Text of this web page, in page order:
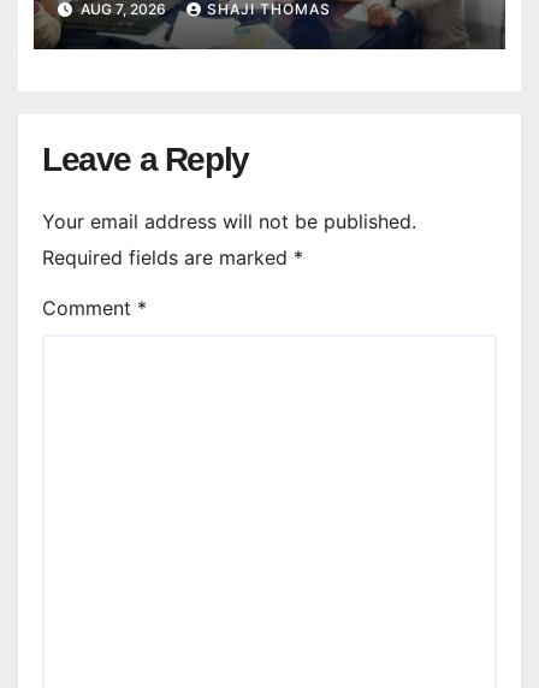
AUG 7, 2026 SHAJI THOMAS
Leave a Reply
Your email address will not be published.
Required fields are marked *
Comment *